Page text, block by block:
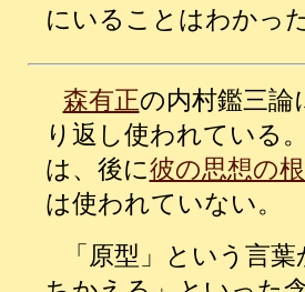
にいることはわかっ
森有正の内村鑑三論
り返し使われている
は、後に彼の思想の
は使われていない。
「原型」という言